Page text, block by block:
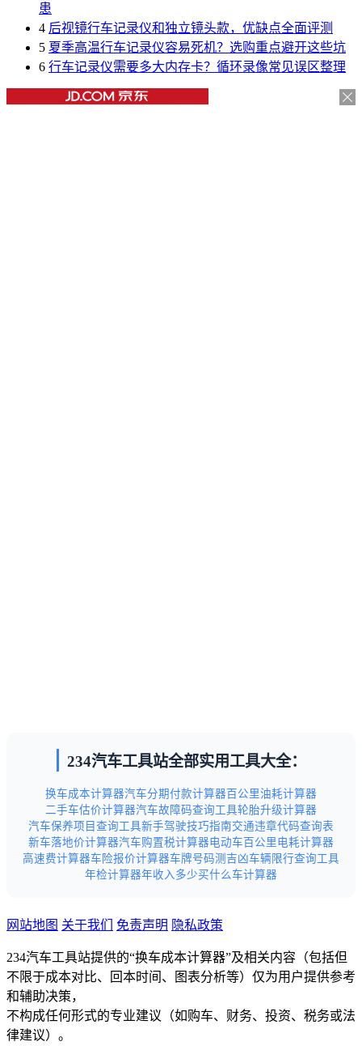
患
4 后视镜行车记录仪和独立镜头款，优缺点全面评测
5 夏季高温行车记录仪容易死机？选购重点避开这些坑
6 行车记录仪需要多大内存卡？循环录像常见误区整理
234汽车工具站全部实用工具大全：
换车成本计算器汽车分期付款计算器百公里油耗计算器
二手车估价计算器汽车故障码查询工具轮胎升级计算器
汽车保养项目查询工具新手驾驶技巧指南交通违章代码查询表
新车落地价计算器汽车购置税计算器电动车百公里电耗计算器
高速费计算器车险报价计算器车牌号码测吉凶车辆限行查询工具
年检计算器年收入多少买什么车计算器
网站地图 关于我们 免责声明 隐私政策
234汽车工具站提供的“换车成本计算器”及相关内容（包括但
不限于成本对比、回本时间、图表分析等）仅为用户提供参考
和辅助决策，
不构成任何形式的专业建议（如购车、财务、投资、税务或法
律建议）。